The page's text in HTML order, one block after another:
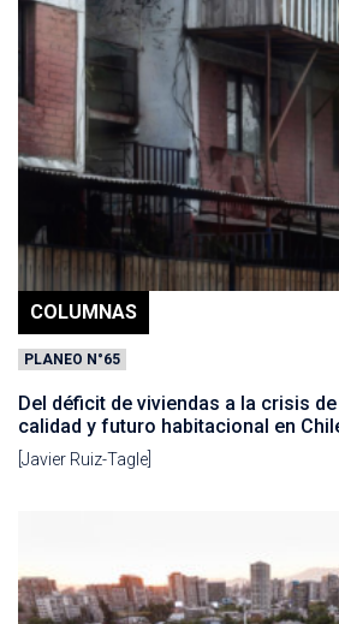
COLUMNAS
PLANEO N°65
Del déficit de viviendas a la crisis
calidad y futuro habitacional en
[Javier Ruiz-Tagle]